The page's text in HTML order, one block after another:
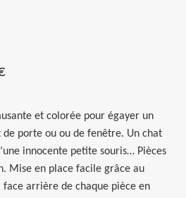
et colorée pour égayer un
porte ou ou de fenêtre. Un chat
innocente petite souris… Pièces
Mise en place facile grâce au
arrière de chaque pièce en